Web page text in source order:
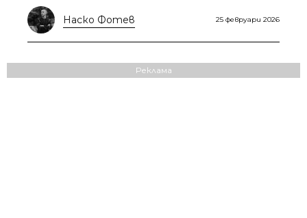
Наско Фотев 25 февруари 2026
Реклама